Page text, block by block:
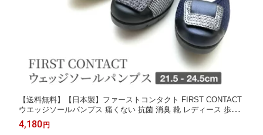
【送料無料】【日本製】ファーストコンタクト FIRST CONTACT
ウエッジソールパンプス 痛くない 抗菌 消臭 靴 レディース 歩き
やすい 黒 ローヒール コンフォートシューズ 小さいサイズ 大きい
サイズ ヒール 5.5cm 国産 nm-39604
4,180 円